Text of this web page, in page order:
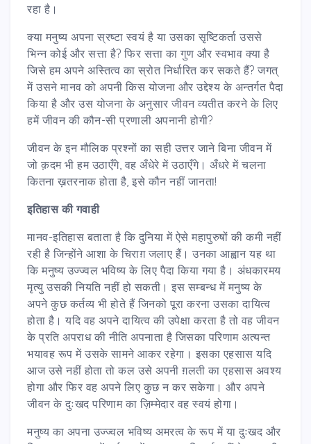
रहा है।
क्या मनुष्य अपना स्रष्टा स्वयं है या उसका सृष्टिकर्ता उससे
भिन्न कोई और सत्ता है? फिर सत्ता का गुण और स्वभाव क्या है
जिसे हम अपने अस्तित्व का स्रोत निर्धारित कर सकते हैं? जगत्
में उसने मानव को अपनी किस योजना और उद्देश्य के अन्तर्गत पैदा
किया है और उस योजना के अनुसार जीवन व्यतीत करने के लिए
हमें जीवन की कौन-सी प्रणाली अपनानी होगी?
जीवन के इन मौलिक प्रश्नों का सही उत्तर जाने बिना जीवन में
जो क़दम भी हम उठाएँगे, वह अँधेरे में उठाएँगे। अँधरे में चलना
कितना ख़तरनाक होता है, इसे कौन नहीं जानता!
इतिहास की गवाही
मानव-इतिहास बताता है कि दुनिया में ऐसे महापुरुषों की कमी नहीं
रही है जिन्होंने आशा के चिराग़ जलाए हैं। उनका आह्वान यह था
कि मनुष्य उज्ज्वल भविष्य के लिए पैदा किया गया है। अंधकारमय
मृत्यु उसकी नियति नहीं हो सकती। इस सम्बन्ध में मनुष्य के
अपने कुछ कर्तव्य भी होते हैं जिनको पूरा करना उसका दायित्व
होता है। यदि वह अपने दायित्व की उपेक्षा करता है तो वह जीवन
के प्रति अपराध की नीति अपनाता है जिसका परिणाम अत्यन्त
भयावह रूप में उसके सामने आकर रहेगा। इसका एहसास यदि
आज उसे नहीं होता तो कल उसे अपनी ग़लती का एहसास अवश्य
होगा और फिर वह अपने लिए कुछ न कर सकेगा। और अपने
जीवन के दुःखद परिणाम का ज़िम्मेदार वह स्वयं होगा।
मनुष्य का अपना उज्ज्वल भविष्य अमरत्व के रूप में या दुःखद और